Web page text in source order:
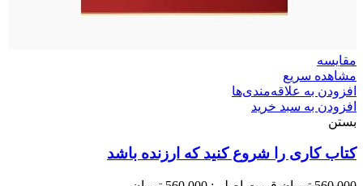
مقایسه
مشاهده سریع
افزودن به علاقه‌مندی‌ها
افزودن به سبد خرید
بستن
کتاب کاری را شروع کنید که ارزنده باشد